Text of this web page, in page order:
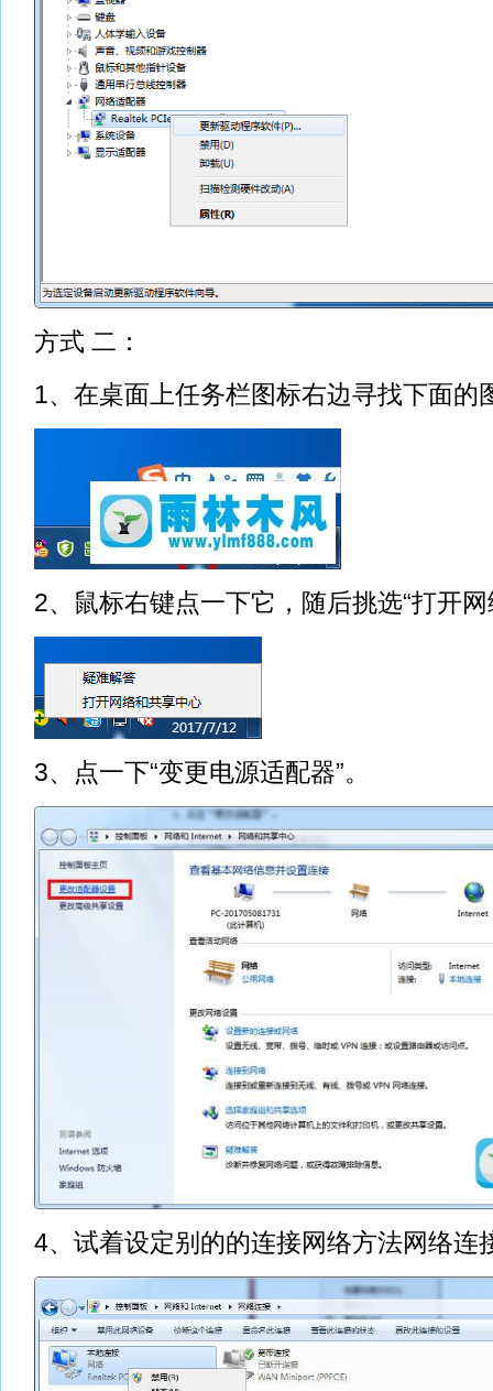
方式 二：
1、在桌面上任务栏图标右边寻找下面的
2、鼠标右键点一下它，随后挑选“打开
3、点一下“变更电源适配器”。
4、试着设定别的的连接网络方法网络连